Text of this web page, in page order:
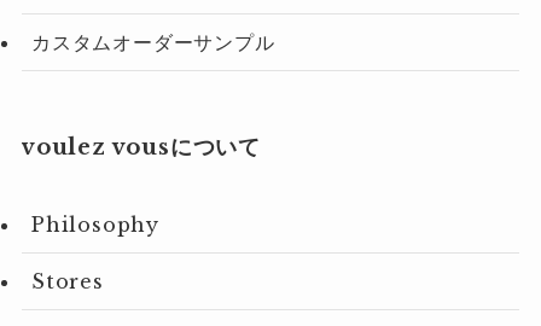
カスタムオーダーサンプル
voulez vousについて
Philosophy
Stores